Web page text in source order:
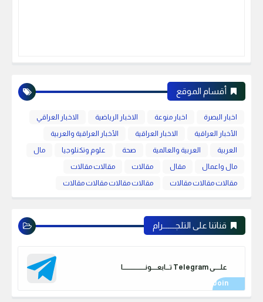
أقسام الموقع
اخبار البصرة اخبار منوعة الاخبار الرياضية
الاخبار العراقي
الأخبار العراقية
الاخبار العراقية
الأخبار العراقية والعربية
العربية
العربية والعالمية صحة علوم وتكنلوجيا
مال
مال واعمال
مقال مقالات
مقالات مقالات
مقالات مقالات مقالات
مقالات مقالات مقالات مقالات
قناتنا على التلجـــــــرام
علـــــى Telegram تـــابعـــــونـــــــــــــــــــا